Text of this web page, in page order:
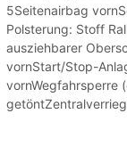
5Seitenairbag
Polsterung: Stoff
ausziehbarer
vornStart/Stop-
vornWegfahrsperre